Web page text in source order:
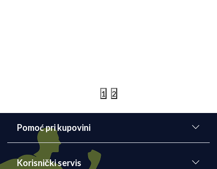
1 2
Pomoć pri kupovini
Korisnički servis